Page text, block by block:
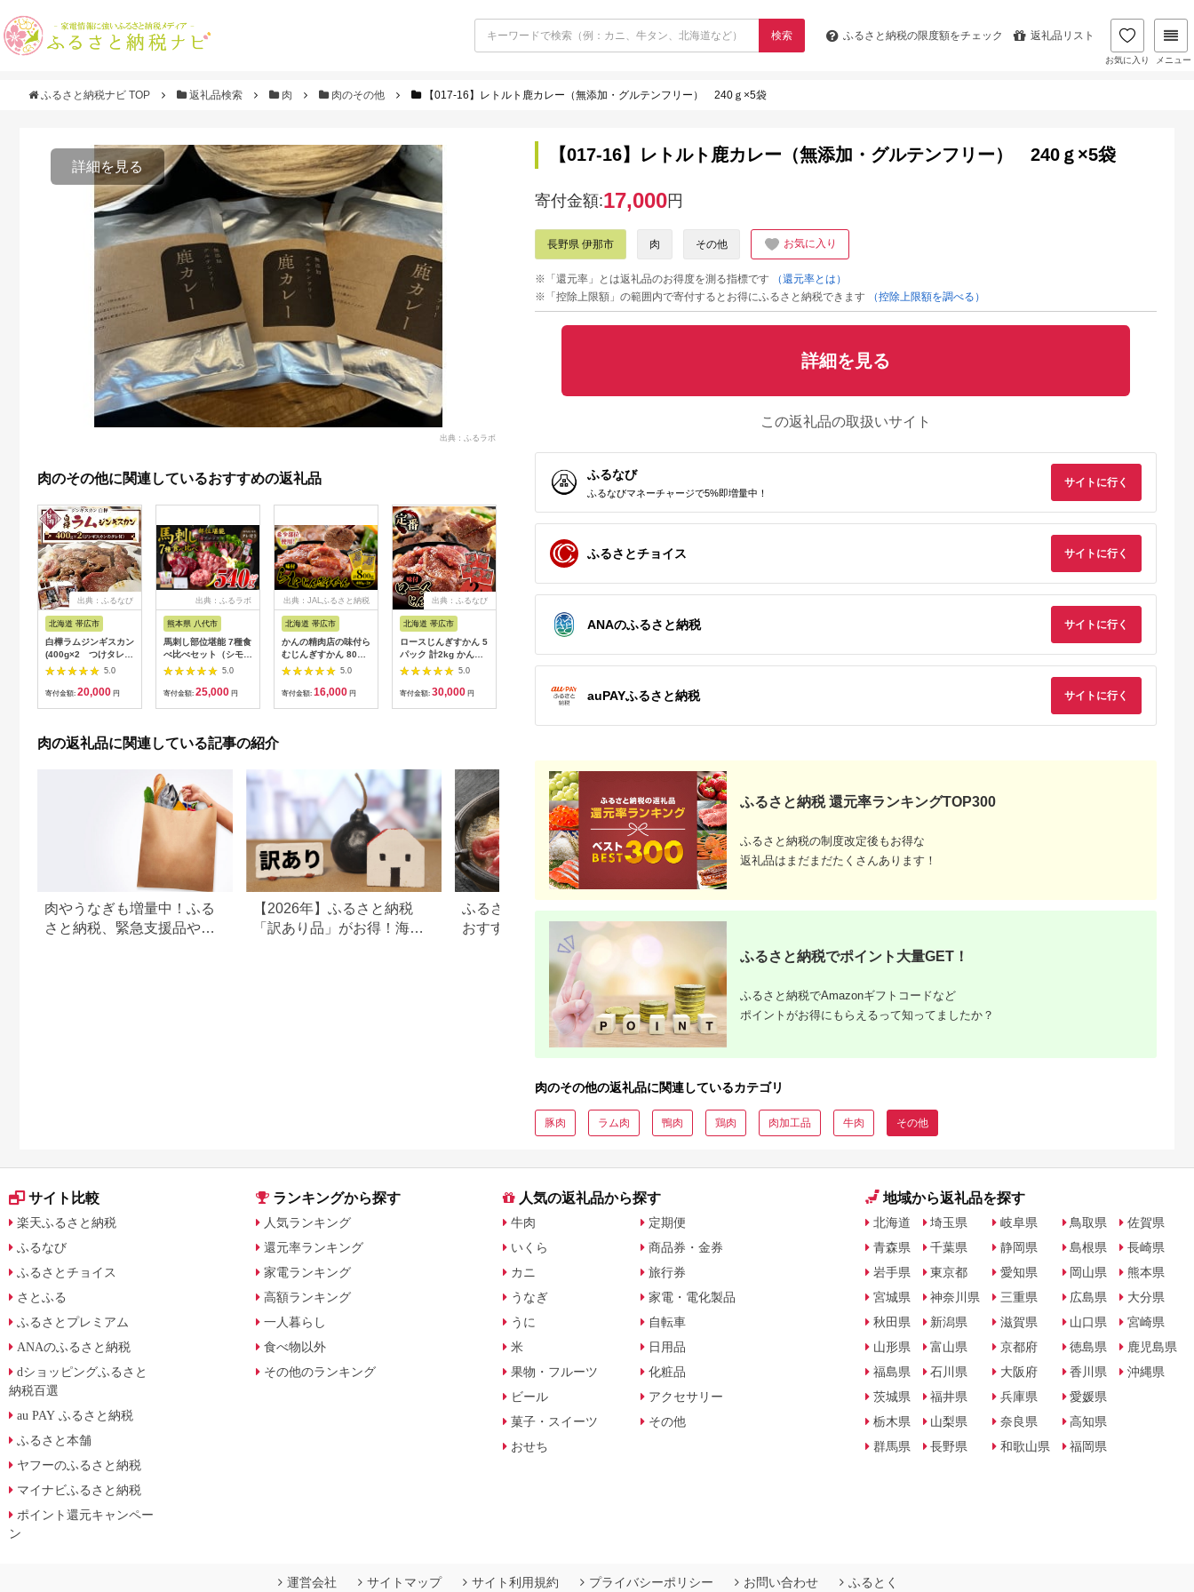
検索 ふるさと納税の限度額をチェック 返礼品リスト
お気に入り メニュー
ふるさと納税ナビ TOP 返礼品検索 肉 肉のその他 【017-16】レトルト鹿カレー（無添加・グルテンフリー） 240ｇ×5袋
詳細を見る
出典：ふるラボ
肉のその他に関連しているおすすめの返礼品
出典：ふるなび
北海道 帯広市
白樺ラムジンギスカン
(400g×2 つけタレ
90g×2)_肉 羊肉・ラ
ム肉（ジンギスカン）
ラム肉 ひつじ ヒツジ
5.0
寄付金額: 20,000 円
出典：ふるラボ
熊本県 八代市
馬刺し部位堪能 7種食
べ比べセット（シモフ
リ・ロース・赤身・ヒ
レ・タタキ・桜うまト
ロ・桜ユッケ）専用タ
5.0
寄付金額: 25,000 円
出典：JALふるさと納税
北海道 帯広市
かんの精肉店の味付ら
むじんぎすかん 800g
(400g×2パック)希少
可地域：離島】
5.0
寄付金額: 16,000 円
出典：ふるなび
北海道 帯広市
ロースじんぎすかん 5
パック 計2kg かんの
精肉店 こだわり ジン
ギスカン セット_肉
羊肉・ラム肉（ジンギ
5.0
寄付金額: 30,000 円
北海道 長沼町
Dセット(1kg)(特上ラ
ム肩ロース・ロースマ
肉・ラム肉（ジンギス
カン_【配送不可地
17,000 円
北海道 長沼町
特上ラム肉 (内容
量:1kg)_肉 羊肉・ラ
ラム肉 ひつじ ヒツジ
ラム ジンギスカン
島】【1608111】
寄付金額:18,000
(400g×3 つけタレ
90g×3)_肉 羊肉・ラ
島】【1421144】
ラム肉食べ比べセット
C 北海道 滝川 ソウル
カン タレ 味付 個包装
ジビエ 食べ比べ セッ
ト 猪肉 鹿肉 モモ 計
1.2kg セット 肉 猪 い
のしし イノシシ 鹿 し
か シカ 冷凍 阿波ジビ
円
北海道 紋別市
14-129 紋別名物 流
昆布締めラムロース
寄付金額:
肉の返礼品に関連している記事の紹介
肉やうなぎも増量中！ふる
さと納税、緊急支援品やキ
【2026年】ふるさと納税
「訳あり品」がお得！海
ふるさと納税のすき焼き肉
おすすめランキング【2026
この美味しさは焼肉におす
牛肉還元率ランキング
【017-16】レトルト鹿カレー（無添加・グルテンフリー） 240ｇ×5袋
寄付金額:17,000円
長野県 伊那市 肉 その他 お気に入り
※「還元率」とは返礼品のお得度を測る指標です
（還元率とは）
※「控除上限額」の範囲内で寄付するとお得にふるさと納税できます
（控除上限額を調べる）
詳細を見る
この返礼品の取扱いサイト
ふるなび
ふるなびマネーチャージで5%即増量中！
サイトに行く
ふるさとチョイス サイトに行く
ANAのふるさと納税 サイトに行く
auPAYふるさと納税 サイトに行く
ふるさと納税 還元率ランキングTOP300
ふるさと納税の制度改定後もお得な
返礼品はまだまだたくさんあります！
ふるさと納税でポイント大量GET！
ふるさと納税でAmazonギフトコードなど
ポイントがお得にもらえるって知ってましたか？
肉のその他の返礼品に関連しているカテゴリ
豚肉 ラム肉 鴨肉 鶏肉 肉加工品 牛肉 その他
サイト比較
楽天ふるさと納税
ふるなび
ふるさとチョイス
さとふる
ふるさとプレミアム
ANAのふるさと納税
dショッピングふるさと
納税百選
au PAY ふるさと納税
ふるさと本舗
ヤフーのふるさと納税
マイナビふるさと納税
ポイント還元キャンペー
ン
ランキングから探す
人気ランキング
還元率ランキング
家電ランキング
高額ランキング
一人暮らし
食べ物以外
その他のランキング
人気の返礼品から探す
牛肉
いくら
カニ
うなぎ
うに
米
果物・フルーツ
ビール
菓子・スイーツ
おせち
定期便
商品券・金券
旅行券
家電・電化製品
自転車
日用品
化粧品
アクセサリー
その他
地域から返礼品を探す
北海道
青森県
岩手県
宮城県
秋田県
山形県
福島県
茨城県
栃木県
群馬県
埼玉県
千葉県
東京都
神奈川県
新潟県
富山県
石川県
福井県
山梨県
長野県
岐阜県
静岡県
愛知県
三重県
滋賀県
京都府
大阪府
兵庫県
奈良県
和歌山県
鳥取県
島根県
岡山県
広島県
山口県
徳島県
香川県
愛媛県
高知県
福岡県
佐賀県
長崎県
熊本県
大分県
宮崎県
鹿児島県
沖縄県
運営会社 サイトマップ サイト利用規約 プライバシーポリシー お問い合わせ ふるとく